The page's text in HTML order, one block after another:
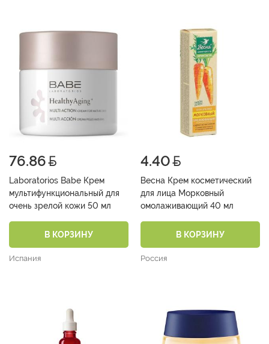
76.86
Laboratorios Babe Крем
мультифункциональный для
очень зрелой кожи 50 мл
В КОРЗИНУ
Испания
4.40
Весна Крем косметический
для лица Морковный
омолаживающий 40 мл
В КОРЗИНУ
Россия